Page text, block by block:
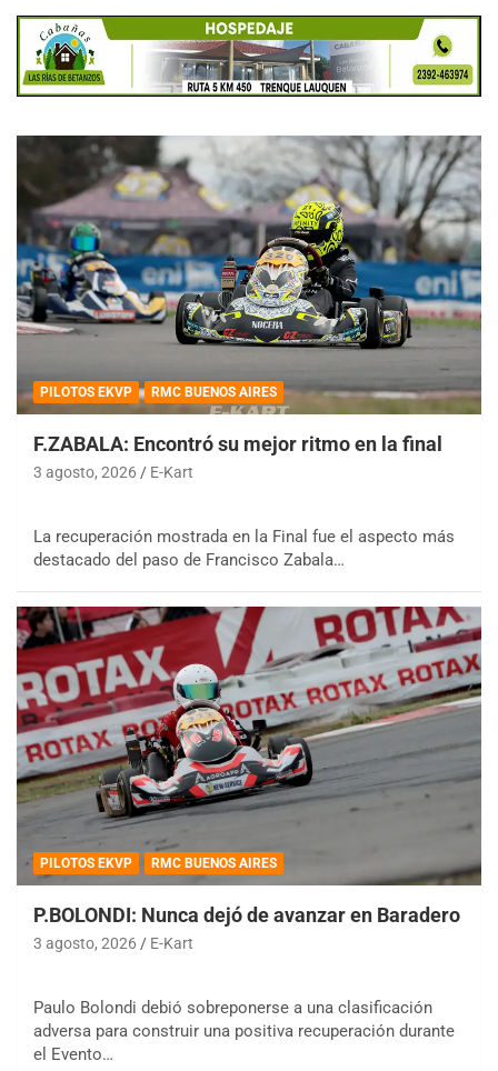
PILOTOS EKVP RMC BUENOS AIRES
F.ZABALA: Encontró su mejor ritmo en la final
3 agosto, 2026 E-Kart
La recuperación mostrada en la Final fue el aspecto más
destacado del paso de Francisco Zabala…
PILOTOS EKVP RMC BUENOS AIRES
P.BOLONDI: Nunca dejó de avanzar en Baradero
3 agosto, 2026 E-Kart
Paulo Bolondi debió sobreponerse a una clasificación
adversa para construir una positiva recuperación durante
el Evento…